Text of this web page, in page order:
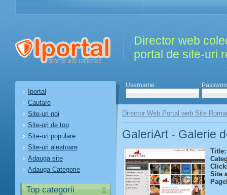
Director web
portal de site-uri
Iportal
Cautare
Site-uri noi
Site-uri de top
Site-uri populare
Site-uri aleatoare
Adauga site
Adauga Categorie
Top categorii
Username:
Director Web Portal web Site
GaleriArt - Galerie
Title:
Site